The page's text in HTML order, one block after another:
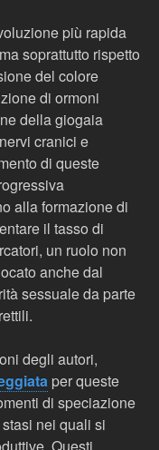
più rapida
soprattutto rispetto
del colore
di ormoni
della giogaia
cranici e
di queste
alla formazione di
il tasso di
un ruolo non
anche dal
sessuale da parte
degli autori,
per queste
di speciazione
nei quali si